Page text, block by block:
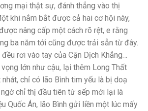
mại thật sự, đánh thẳng vào thị
khi nắm bắt được cả hai cơ hội này,
nâng cấp một cách rõ rệt, e rằng
ba năm tới cũng được trải sẵn từ đây.
rơi vào tay của Cận Dịch Khẳng…
lớn như cậu, lại thêm Long Thất
chỉ có lão Bình tim yếu là bị doạ
ngờ chỉ thị đầu tiên từ sếp mới lại là
Quốc Án, lão Bình gửi liền một lúc mấy